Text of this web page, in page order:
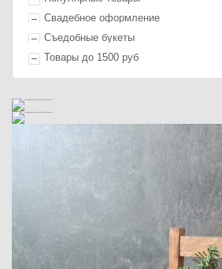
Свадебное оформление
Съедобные букеты
Товары до 1500 руб